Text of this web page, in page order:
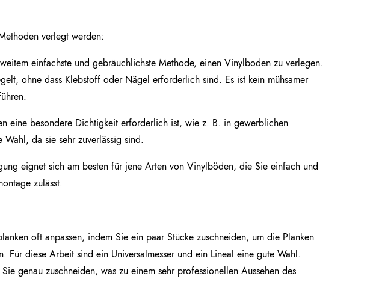
verlegt werden:
einfachste und gebräuchlichste Methode, einen Vinylboden zu verlegen.
ohne dass Klebstoff oder Nägel erforderlich sind. Es ist kein mühsamer
eine besondere Dichtigkeit erforderlich ist, wie z. B. in gewerblichen
da sie sehr zuverlässig sind.
eignet sich am besten für jene Arten von Vinylböden, die Sie einfach und
zulässt.
oft anpassen, indem Sie ein paar Stücke zuschneiden, um die Planken
Für diese Arbeit sind ein Universalmesser und ein Lineal eine gute Wahl.
genau zuschneiden, was zu einem sehr professionellen Aussehen des